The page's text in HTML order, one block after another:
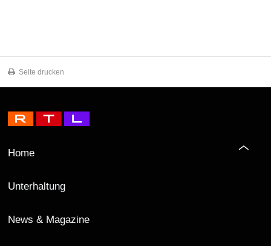
Seite drucken
Home
Unterhaltung
News & Magazine